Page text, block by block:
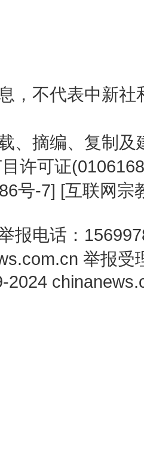
，不代表中新
、摘编、复制
许可证
号-7] [互联网宗
报电话：
举报受
2024